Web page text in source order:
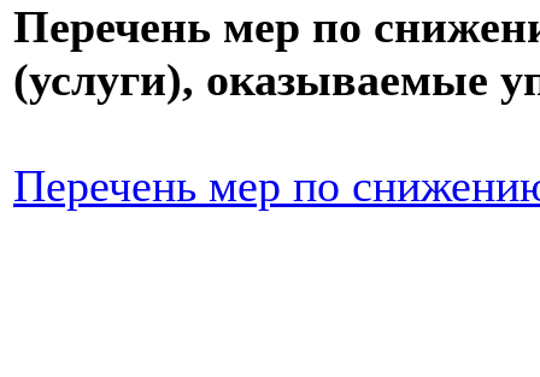
Перечень мер по
(услуги), оказываемые
Перечень мер по